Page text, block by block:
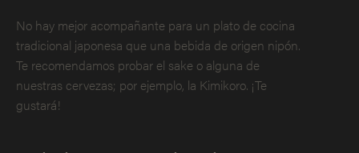
No hay mejor acompañante para un plato de cocina
tradicional japonesa que una bebida de origen nipón.
Te recomendamos probar el sake o alguna de
nuestras cervezas; por ejemplo, la Kimikoro. ¡Te
gustará!